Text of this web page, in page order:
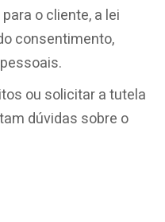
o cliente, a lei
consentimento,
ou solicitar a tutela
dúvidas sobre o